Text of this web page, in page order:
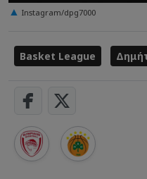
Instagram/dpg7000
Basket League